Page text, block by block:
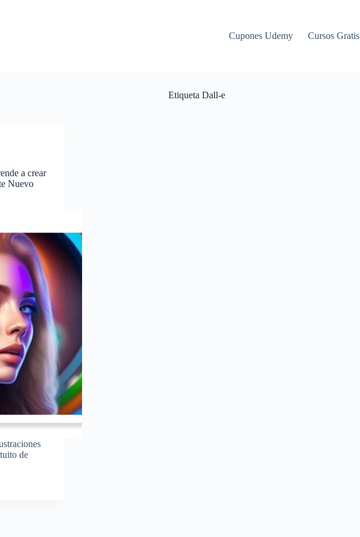
Cupones Udemy Cursos Gratis
Etiqueta Dall-e
a crear
Nuevo
de